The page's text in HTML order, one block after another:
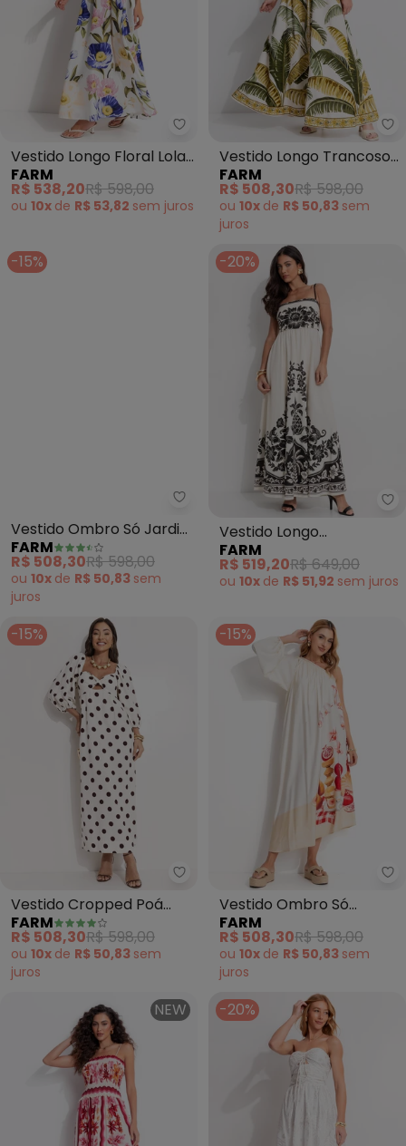
Farm - Vestido Longo Floral
Vestido Longo Floral Lola
(Off White)
FARM
R$ 538,20R$ 598,00
ou 10x de R$ 53,82 sem juros
Vestido Longo Trancoso
(Bege)
FARM
R$ 508,30R$ 598,00
ou 10x de R$ 50,83 sem
juros
-15%
Farm - Vestido Ombro Só
Vestido Ombro Só Jardim
Chintz Lenço (Bege)
FARM
R$ 508,30R$ 598,00
ou 10x de R$ 50,83 sem
juros
-20%
Vestido Longo
Guanacaste (Bege)
FARM
R$ 519,20R$ 649,00
ou 10x de R$ 51,92 sem juros
-15%
Farm - Vestido Cropped Poá
Vestido Cropped Poá
(Bege)
FARM
R$ 508,30R$ 598,00
ou 10x de R$ 50,83 sem
juros
-15%
Vestido Ombro Só
Afrodite (Bege)
FARM
R$ 508,30R$ 598,00
ou 10x de R$ 50,83 sem
juros
NEW -20%